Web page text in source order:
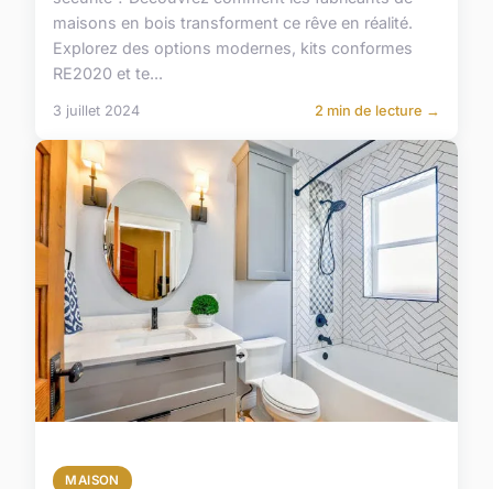
maisons en bois transforment ce rêve en réalité.
Explorez des options modernes, kits conformes
RE2020 et te...
3 juillet 2024 2 min de lecture →
MAISON